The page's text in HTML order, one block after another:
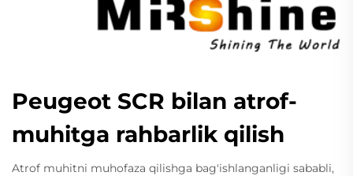
Peugeot SCR bilan atrof-
muhitga rahbarlik qilish
Atrof muhitni muhofaza qilishga bag'ishlanganligi sababli,